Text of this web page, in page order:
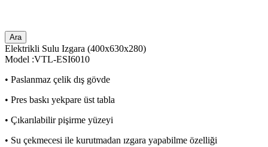
Ara
Elektrikli Sulu Izgara (400x630x280)
Model :VTL-ESI6010
• Paslanmaz çelik dış gövde
• Pres baskı yekpare üst tabla
• Çıkarılabilir pişirme yüzeyi
• Su çekmecesi ile kurutmadan ızgara yapabilme özelliği